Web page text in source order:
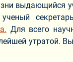
выдающийся
Для всего
утратой.